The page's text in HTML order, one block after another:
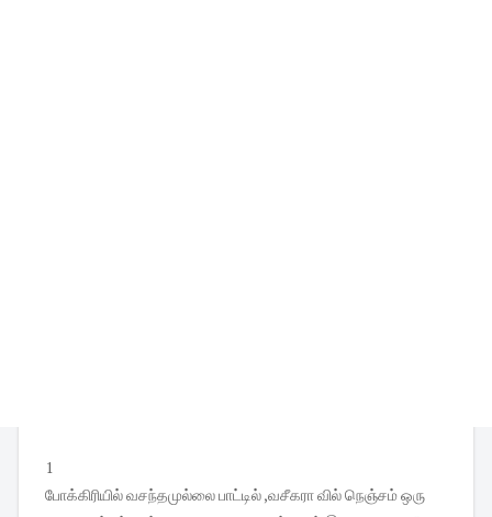
1
போக்கிரியில் வசந்தமுல்லை பாட்டில் ,வசீகரா வில் நெஞ்சம் ஒரு